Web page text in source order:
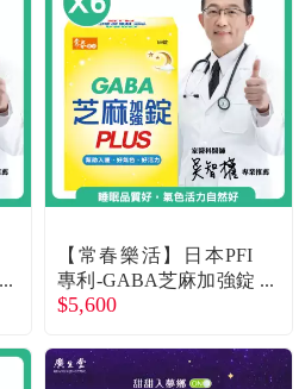
【常春樂活】日本PFI
專利-GABA芝麻加強錠
PLUS（60錠/盒X6）廠
$5,600